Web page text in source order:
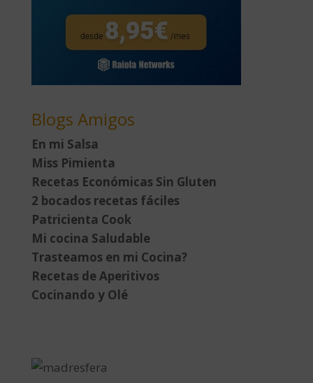
Blogs Amigos
En mi Salsa
Miss Pimienta
Recetas Económicas Sin Gluten
2 bocados recetas fáciles
Patricienta Cook
Mi cocina Saludable
Trasteamos en mi Cocina?
Recetas de Aperitivos
Cocinando y Olé